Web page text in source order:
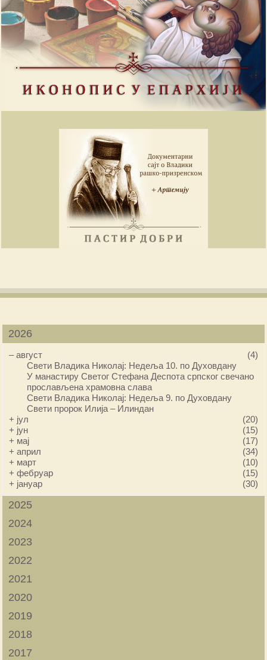
2026
–август
(4)
Свети Владика Николај: Недеља 10. по Духовдану
У манастиру Светог Стефана Деспота српског свечано
прослављена храмовна слава
Свети Владика Николај: Недеља 9. по Духовдану
Свети пророк Илија – Илиндан
+ јул
(20)
+ јун
(15)
+ мај
(17)
+април
(34)
+ март
(10)
+фебруар
(15)
+ јануар (30)
2025
2024
2023
2022
2021
2020
2019
2018
2017